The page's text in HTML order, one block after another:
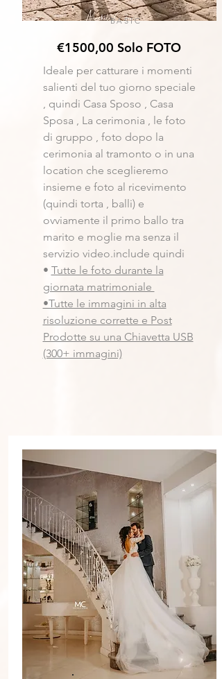
BASIC
€1500,00 Solo FOTO
Ideale per catturare i momenti
salienti del tuo giorno speciale
, quindi Casa Sposo , Casa
Sposa , La cerimonia , le foto
di gruppo , foto dopo la
cerimonia al tramonto o in una
location che sceglieremo
insieme e foto al ricevimento
(quindi torta , balli) e
ovviamente il primo ballo tra
marito e moglie ma senza il
servizio video.include quindi
• Tutte le foto durante la
giornata matrimoniale
•Tutte le immagini in alta
risoluzione corrette e Post
Prodotte su una Chiavetta USB
(300+ immagini)